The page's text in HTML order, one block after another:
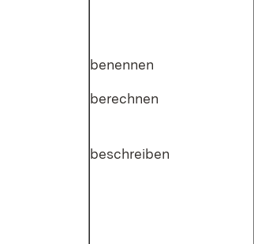
be­nen­nen
be­rech­nen
be­schrei­ben